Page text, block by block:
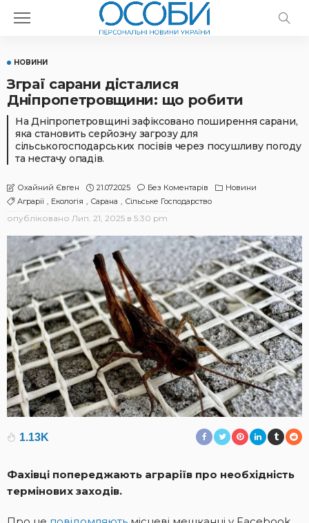
НОВИНИ
Зграї сарани дісталися
Дніпропетровщини: що робити
На Дніпропетровщині зафіксовано поширення сарани,
яка становить серйозну загрозу для
сільськогосподарських посівів через посушливу погоду
та нестачу опадів.
Охайний Євген 21.07.2025 Без Коментарів
Новини
Аграрії
Екологія Сарана Сільське Господарство
опубліковано Лип. 21, 2025 в 5:30 pm
1.13K
Фахівці попереджають аграріїв про необхідність
термінових заходів.